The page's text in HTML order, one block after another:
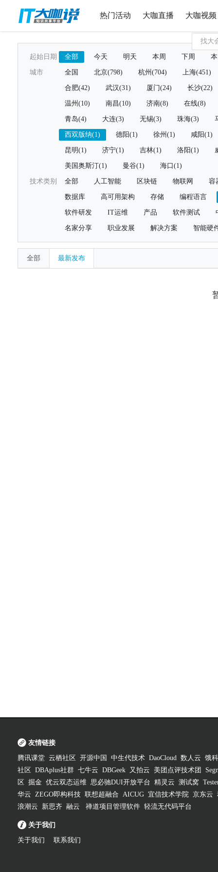
热门活动 大咖直播 大咖视频
起始日期 全部 今天 明天 本周 下周
城市 全国 北京(798) 杭州(704) 上海(451)
合肥(42) 武汉(31) 厦门(24) 长沙(22)
温州(10) 南昌(10) 济南(8) 在线(8)
青岛(4) 大连(3) 无锡(3) 珠海(3)
西双版纳(1) 德阳(1) 徐州(1) 咸阳(1)
昆明(1) 济宁(1) 吉林(1) 洛阳(1)
美国奥斯汀(1) 曼谷(1) 海口(1)
技术类别 全部 人工智能 区块链 物联网 容
数据库 高可用架构 存储 编程语言
软件研发 IT运维 产品 软件测试
名家分享 职业发展 解决方案 智能硬
全部 最新发布
友情链接
腾讯课堂 云栖社区 开源中国 中生代技术 DaoCloud 数人云 饿
社区
DBAplus社群 七牛云 DBGeek 又拍云 美团点评技术团
区
掘金 优云双态运维 思必驰DUI开放平台 精灵云 测试窝
华云 ZEGO即构科技 联想超融合 AICUG 宜信技术学院 京东云
浪潮云
新思齐 融云 禅道项目管理软件 轻流无代码平台
关于我们
关于我们 联系我们